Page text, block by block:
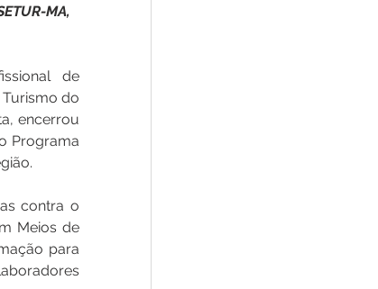
MA,
de
do
encerrou
Programa
contra o
Meios de
para